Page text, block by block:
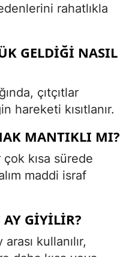
rahatlıkla
GELDIĞI NASIL
çıtçıtlar
hareketi kısıtlanır.
MANTIKLI MI?
kısa sürede
maddi israf
AY GIYILIR?
kullanılır,